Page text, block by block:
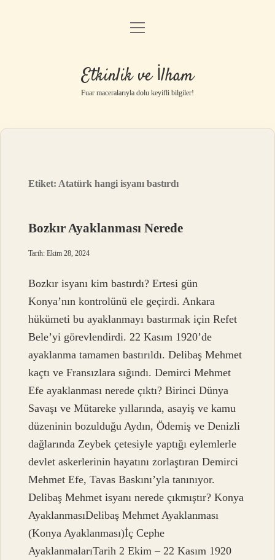
Anasayfa
Gizlilik Politikası
Yasal Uyarı
menüyü
Etkinlik ve İlham
Fuar maceralarıyla dolu keyifli bilgiler!
Etiket: Atatürk hangi isyanı bastırdı
Bozkır Ayaklanması Nerede
Tarih: Ekim 28, 2024
Bozkır isyanı kim bastırdı? Ertesi gün
Konya’nın kontrolünü ele geçirdi. Ankara
hükümeti bu ayaklanmayı bastırmak için Refet
Bele’yi görevlendirdi. 22 Kasım 1920’de
ayaklanma tamamen bastırıldı. Delibaş Mehmet
kaçtı ve Fransızlara sığındı. Demirci Mehmet
Efe ayaklanması nerede çıktı? Birinci Dünya
Savaşı ve Mütareke yıllarında, asayiş ve kamu
düzeninin bozulduğu Aydın, Ödemiş ve Denizli
dağlarında Zeybek çetesiyle yaptığı eylemlerle
devlet askerlerinin hayatını zorlaştıran Demirci
Mehmet Efe, Tavas Baskını’yla tanınıyor.
Delibaş Mehmet isyanı nerede çıkmıştır? Konya
AyaklanmasıDelibaş Mehmet Ayaklanması
(Konya Ayaklanması)İç Cephe
AyaklanmalarıTarih 2 Ekim – 22 Kasım 1920